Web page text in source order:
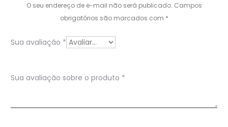
a
õ
s
O seu endereço de e-mail não será publicado. Campos
obrigatórios são marcados com *
Sua avaliação *
Sua avaliação sobre o produto *